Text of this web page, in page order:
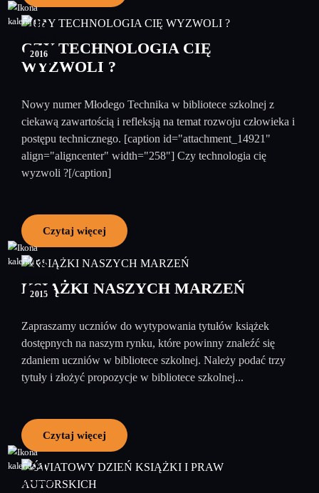
06
2016
CZY TECHNOLOGIA CIĘ
WYZWOLI ?
Nowy numer Młodego Technika w bibliotece szkolnej z
ciekawą zawartością i refleksją na temat rozwoju człowieka i
postępu technicznego. [caption id="attachment_14921"
align="aligncenter" width="258"] Czy technologia cię
wyzwoli ?[/caption]
Czytaj więcej
18
2015
KSIĄŻKI NASZYCH MARZEŃ
Zapraszamy uczniów do wytypowania tytułów książek
dostępnych na naszym rynku, które powinny znaleźć się
zdaniem uczniów w bibliotece szkolnej. Należy podać trzy
tytuły i złożyć propozycje w bibliotece szkolnej...
Czytaj więcej
21
kwiecień